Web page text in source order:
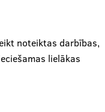
noteiktas darbības,
lielākas